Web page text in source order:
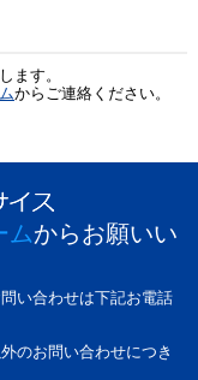
ます。
からご連絡ください。
ムからお願いい
い合わせは下記お電話
のお問い合わせにつき